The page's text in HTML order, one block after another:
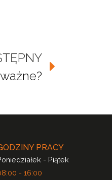
PRACY
- Piątek
- 16:00